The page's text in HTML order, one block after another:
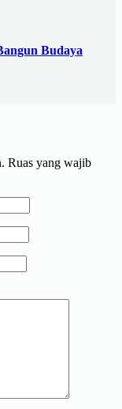
Budaya
Ruas yang wajib